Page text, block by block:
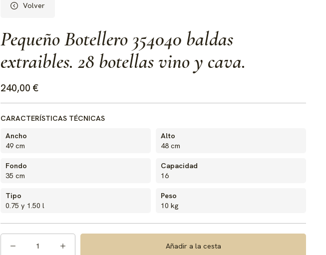
Volver
Pequeño Botellero 354040 baldas
extraibles. 28 botellas vino y cava.
240,00 €
CARACTERÍSTICAS TÉCNICAS
Ancho
49 cm
Alto
48 cm
Fondo
35 cm
Capacidad
16
Tipo
0.75 y 1.50 l
Peso
10 kg
1 Añadir a la cesta